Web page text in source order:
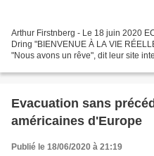
Arthur Firstnberg - Le 18 juin 2020
Dring "BIENVENUE À LA VIE
"Nous avons un rêve", dit leur site
Evacuation sans
américaines d'Europe
Publié le 18/06/2020 à 21:19